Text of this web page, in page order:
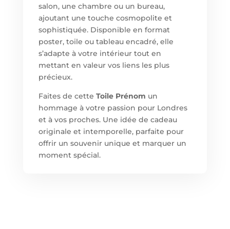
salon, une chambre ou un bureau,
ajoutant une touche cosmopolite et
sophistiquée. Disponible en format
poster, toile ou tableau encadré, elle
s’adapte à votre intérieur tout en
mettant en valeur vos liens les plus
précieux.
Faites de cette Toile Prénom un
hommage à votre passion pour Londres
et à vos proches. Une idée de cadeau
originale et intemporelle, parfaite pour
offrir un souvenir unique et marquer un
moment spécial.